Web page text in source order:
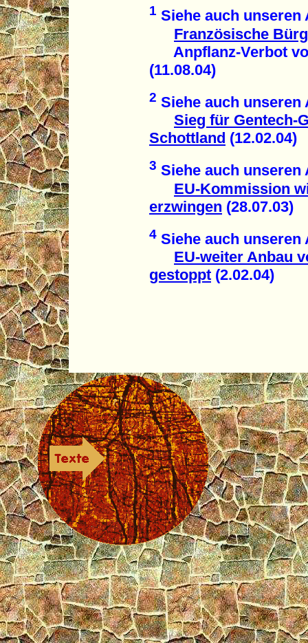
1 Siehe auch unseren
Französische
Anpflanz-Verbot
(11.08.04)
2 Siehe auch unseren
Sieg für Gentech-
Schottland (12.02.04)
3 Siehe auch unseren
EU-Kommission
erzwingen (28.07.03)
4 Siehe auch unseren
EU-weiter Anbau
gestoppt (2.02.04)